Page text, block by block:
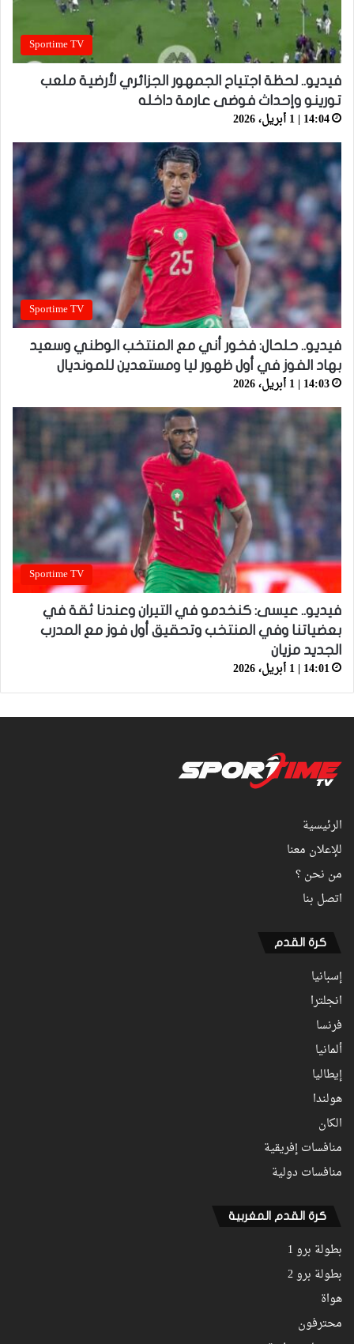
Sportime TV
فيديو.. لحظة اجتياح الجمهور الجزائري لأرضية ملعب
تورينو وإحداث فوضى عارمة داخله
14:04 | 1 أبريل، 2026
Sportime TV
فيديو.. حلحال: فخور أني مع المنتخب الوطني وسعيد
بهاد الفوز في أول ظهور ليا ومستعدين للمونديال
14:03 | 1 أبريل، 2026
Sportime TV
فيديو.. عيسى: كنخدمو في التيران وعندنا ثقة في
بعضياتنا وفي المنتخب وتحقيق أول فوز مع المدرب
الجديد مزيان
14:01 | 1 أبريل، 2026
الرئيسية
للإعلان معنا
من نحن ؟
اتصل بنا
كرة القدم
إسبانيا
انجلترا
فرنسا
ألمانيا
إيطاليا
هولندا
الكان
منافسات إفريقية
منافسات دولية
كرة القدم المغربية
بطولة برو 1
بطولة برو 2
هواة
محترفون